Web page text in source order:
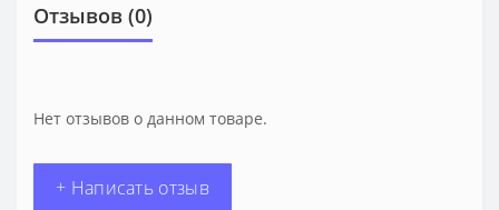
Отзывов (0)
Нет отзывов о данном товаре.
+ Написать отзыв